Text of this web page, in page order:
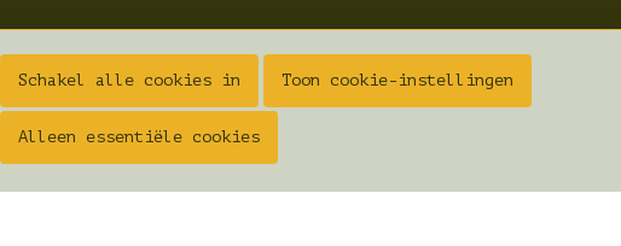
Cultuur
Actief
Flora en Fauna
Schakel alle cookies in Toon cookie-instellingen
Alleen essentiële cookies